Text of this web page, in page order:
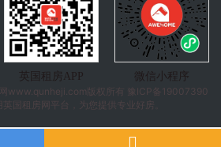
英国租房APP
微信小程序
网www.qunheji.com版权所有
豫ICP备19007390
英国租房网平台，为您提供专业好房。